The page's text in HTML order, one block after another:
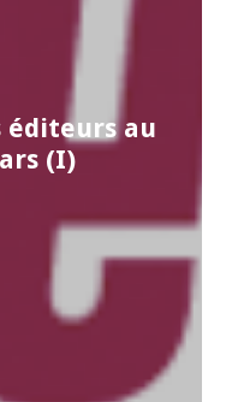
éditeurs au
(I)